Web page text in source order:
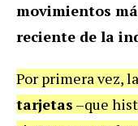
movimientos
reciente de la
Por primera vez,
tarjetas –que